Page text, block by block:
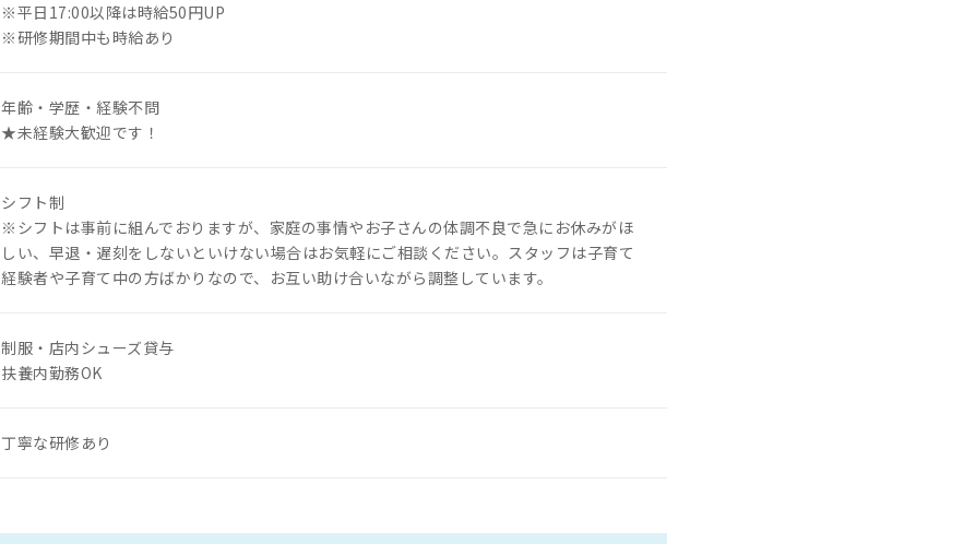
※平日17:00以降は時給50円UP
※研修期間中も時給あり
年齢・学歴・経験不問
★未経験大歓迎です！
シフト制
※シフトは事前に組んでおりますが、家庭の事情やお子さんの体調不良で急にお休みがほ
しい、早退・遅刻をしないといけない場合はお気軽にご相談ください。スタッフは子育て
経験者や子育て中の方ばかりなので、お互い助け合いながら調整しています。
制服・店内シューズ貸与
扶養内勤務OK
丁寧な研修あり